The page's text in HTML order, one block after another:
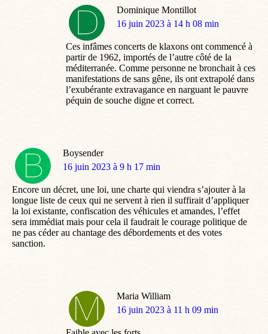
Dominique Montillot
dit
16 juin 2023 à 14 h 08 min
Ces infâmes concerts de klaxons ont commencé à
partir de 1962, importés de l’autre côté de la
méditerranée. Comme personne ne bronchait à ces
manifestations de sans gêne, ils ont extrapolé dans
l’exubérante extravagance en narguant le pauvre
péquin de souche digne et correct.
Boysender
dit
16 juin 2023 à 9 h 17 min
Encore un décret, une loi, une charte qui viendra s’ajouter à la
longue liste de ceux qui ne servent à rien il suffirait d’appliquer
la loi existante, confiscation des véhicules et amandes, l’effet
sera immédiat mais pour cela il faudrait le courage politique de
ne pas céder au chantage des débordements et des votes
sanction.
Maria William
dit
16 juin 2023 à 11 h 09 min